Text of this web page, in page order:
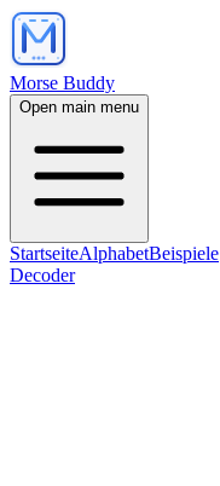
Morse Buddy
Open main menu
StartseiteAlphabetBeispiele
Decoder